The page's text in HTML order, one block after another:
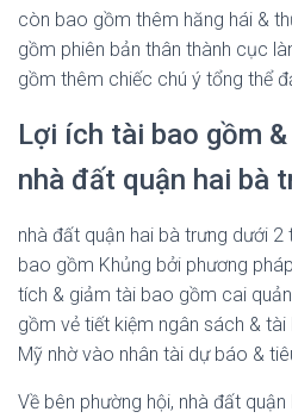
còn bao gồm thêm hăng hái &
gồm phiên bản thân thành cục
gồm thêm chiếc chú ý tổng thể
Lợi ích tài bao gồm
nhà đất quận hai bà
nhà đất quận hai bà trưng dưới 2
bao gồm Khủng bởi phương
tích & giảm tài bao gồm cai
gồm vẻ tiết kiệm ngân sách &
Mỹ nhờ vào nhân tài dự báo &
Về bên phường hội, nhà đất